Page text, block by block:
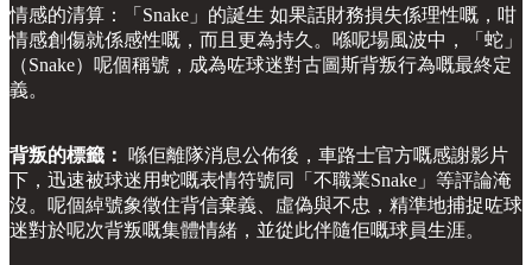
情感的清算：「Snake」的誕生 如果話財務損失係理性嘅，咁
情感創傷就係感性嘅，而且更為持久。喺呢場風波中，「蛇」
（Snake）呢個稱號，成為咗球迷對古圖斯背叛行為嘅最終定
義。
背叛的標籤：
喺佢離隊消息公佈後，車路士官方嘅感謝影片
下，迅速被球迷用蛇嘅表情符號同「不職業Snake」等評論淹
沒。呢個綽號象徵住背信棄義、虛偽與不忠，精準地捕捉咗球
迷對於呢次背叛嘅集體情緒，並從此伴隨佢嘅球員生涯。